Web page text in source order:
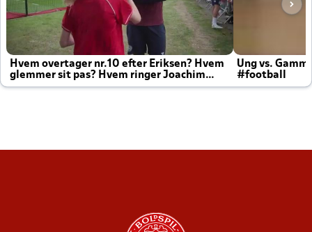
Hvem overtager nr.10 efter Eriksen? Hvem
glemmer sit pas? Hvem ringer Joachim
altid til efter kampe?
Ung vs.
#football